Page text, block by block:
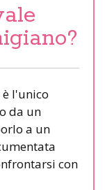
l'unico
da un
a un
con